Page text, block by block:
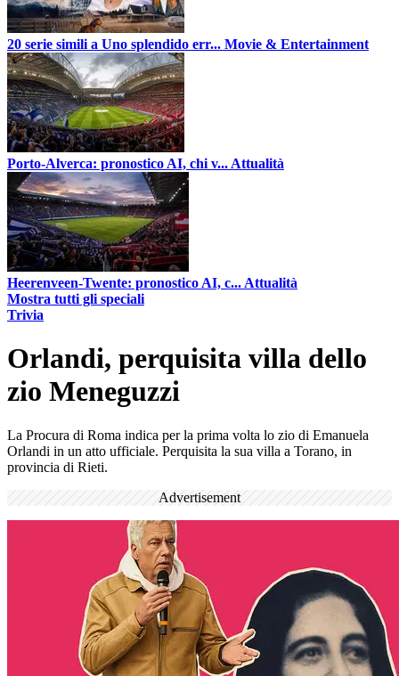
20 serie simili a Uno splendido err... Movie & Entertainment
Porto-Alverca: pronostico AI, chi v... Attualità
Heerenveen-Twente: pronostico AI, c... Attualità
Mostra tutti gli speciali
Trivia
Orlandi, perquisita villa dello
zio Meneguzzi
La Procura di Roma indica per la prima volta lo zio di Emanuela
Orlandi in un atto ufficiale. Perquisita la sua villa a Torano, in
provincia di Rieti.
Advertisement